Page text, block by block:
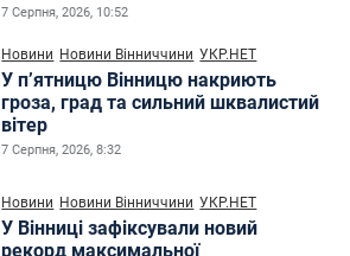
7 Серпня, 2026, 10:52
Новини Новини Вінниччини УКР.НЕТ
У п’ятницю Вінницю накриють
гроза, град та сильний шквалистий
вітер
7 Серпня, 2026, 8:32
Новини Новини Вінниччини УКР.НЕТ
У Вінниці зафіксували новий
рекорд максимальної